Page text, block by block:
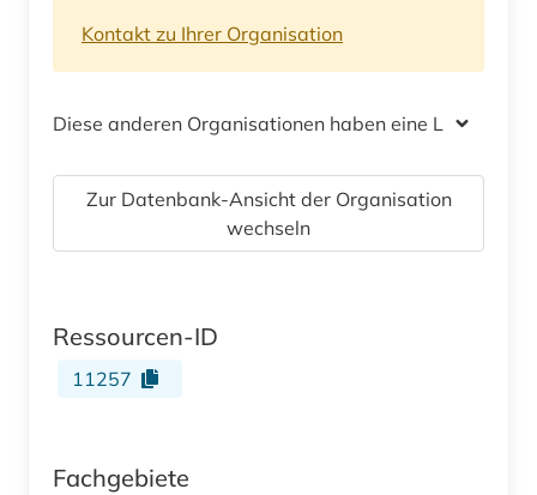
Kontakt zu Ihrer Organisation
Diese anderen Organisationen haben eine Lizenz
Zur Datenbank-Ansicht der Organisation
wechseln
Ressourcen-ID
11257
Fachgebiete